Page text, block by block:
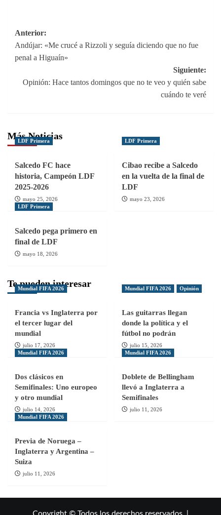
Navegación
de
entradas
Anterior:
Andújar: «Me crucé a Rizzoli y seguía diciendo que no fue
penal a Higuaín»
Siguiente:
Opinión: Hace tantos domingos que no te veo y quién sabe
cuándo te veré
Más Noticias
LDF Primera
Salcedo FC hace
historia, Campeón LDF
2025-2026
mayo 25, 2026
LDF Primera
Cibao recibe a Salcedo
en la vuelta de la final de
LDF
mayo 23, 2026
LDF Primera
Salcedo pega primero en
final de LDF
mayo 18, 2026
Te pueden interesar
Mundial FIFA 2026
Francia vs Inglaterra por
el tercer lugar del
mundial
julio 17, 2026
Mundial FIFA 2026 Opinión
Las guitarras llegan
donde la política y el
fútbol no podrán
julio 15, 2026
Mundial FIFA 2026
Dos clásicos en
Semifinales: Uno europeo
y otro mundial
julio 14, 2026
Mundial FIFA 2026
Doblete de Bellingham
llevó a Inglaterra a
Semifinales
julio 11, 2026
Mundial FIFA 2026
Previa de Noruega –
Inglaterra y Argentina –
Suiza
julio 11, 2026
Copyright © Todos los derechos reservados. |